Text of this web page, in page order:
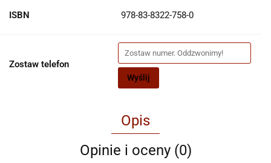
ISBN 978-83-8322-758-0
Zostaw telefon
Wyślij
Opis
Opinie i oceny (0)